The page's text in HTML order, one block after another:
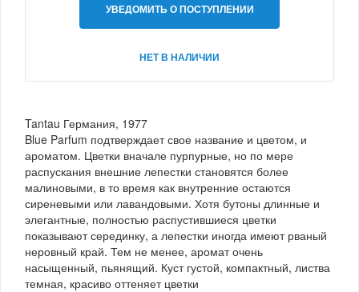
УВЕДОМИТЬ О ПОСТУПЛЕНИИ
НЕТ В НАЛИЧИИ
Tantau Германия, 1977
Blue Parfum подтверждает свое название и цветом, и
ароматом. Цветки вначале пурпурные, но по мере
распускания внешние лепестки становятся более
малиновыми, в то время как внутренние остаются
сиреневыми или лавандовыми. Хотя бутоны длинные и
элегантные, полностью распустившиеся цветки
показывают серединку, а лепестки иногда имеют рваный
неровный край. Тем не менее, аромат очень
насыщенный, пьянящий. Куст густой, компактный, листва
темная, красиво оттеняет цветки